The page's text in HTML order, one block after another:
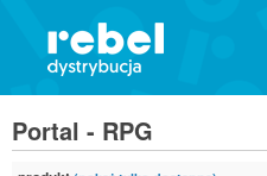
Portal - RPG